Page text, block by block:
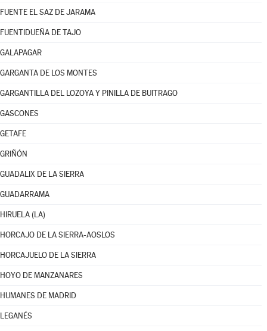
FUENTE EL SAZ DE JARAMA
FUENTIDUEÑA DE TAJO
GALAPAGAR
GARGANTA DE LOS MONTES
GARGANTILLA DEL LOZOYA Y PINILLA DE BUITRAGO
GASCONES
GETAFE
GRIÑÓN
GUADALIX DE LA SIERRA
GUADARRAMA
HIRUELA (LA)
HORCAJO DE LA SIERRA-AOSLOS
HORCAJUELO DE LA SIERRA
HOYO DE MANZANARES
HUMANES DE MADRID
LEGANÉS